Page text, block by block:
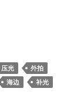
压光
外拍
海边 补光